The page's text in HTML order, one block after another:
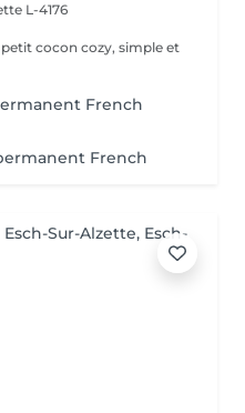
L-4176
French
French